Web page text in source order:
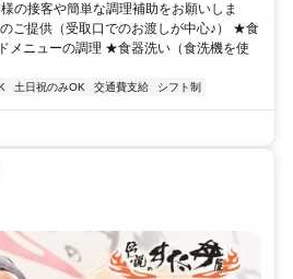
の接客や簡単な調理補助をお願いしま
ご提供（受取口でのお渡しが中心♪） ★食
メニューの調理 ★食器洗い（食洗機を使
土日祝のみOK 交通費支給 シフト制